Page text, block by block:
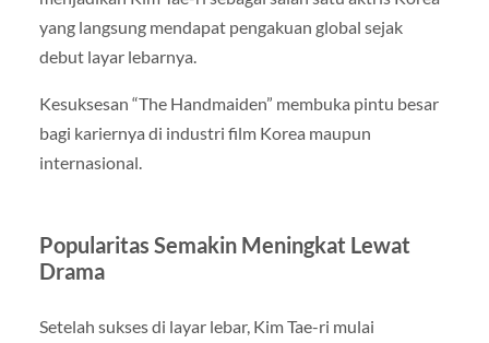
yang langsung mendapat pengakuan global sejak
debut layar lebarnya.
Kesuksesan “The Handmaiden” membuka pintu besar
bagi kariernya di industri film Korea maupun
internasional.
Popularitas Semakin Meningkat Lewat
Drama
Setelah sukses di layar lebar, Kim Tae-ri mulai